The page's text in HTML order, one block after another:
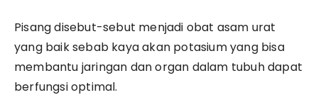
Pisang disebut-sebut menjadi obat asam urat
yang baik sebab kaya akan potasium yang bisa
membantu jaringan dan organ dalam tubuh dapat
berfungsi optimal.